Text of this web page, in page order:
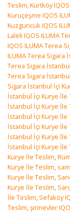
Teslim,Kurtköy
Kuruçeşme IQOS
Kuzguncuk IQOS
Laleli IQOS ILUMA
IQOS ILUMA Terea
ILUMA Terea Sigara
Terea Sigara
Terea Sigara
Sigara İstanbul İçi
İstanbul İçi Kurye İle
İstanbul İçi Kurye İle
İstanbul İçi Kurye İle
İstanbul İçi Kurye İle
İstanbul İçi Kurye İle
İstanbul İçi Kurye İle
Kurye İle Teslim,
Kurye İle Teslim,
Kurye İle Teslim,
Kurye İle Teslim,
İle Teslim, Sefaköy
Teslim,şirinevler